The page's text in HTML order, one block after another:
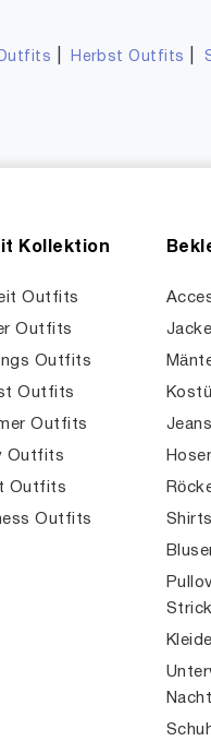
Herbst Outfits
Kollektion
Outfits
Outfits
Outfits
Outfits
Outfits
Outfits
Outfits
Outfits
Jeans